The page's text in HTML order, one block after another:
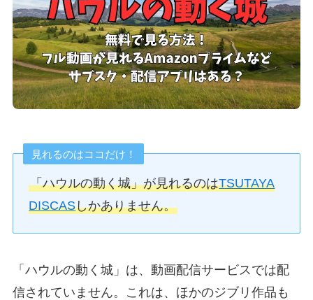
見れるのはココだけ！
「ハウルの動く城」が見れるのはTSUTAYA
DISCASしかありません。
「ハウルの動く城」は、動画配信サービスでは配
信されていません。これは、ほかのジブリ作品も